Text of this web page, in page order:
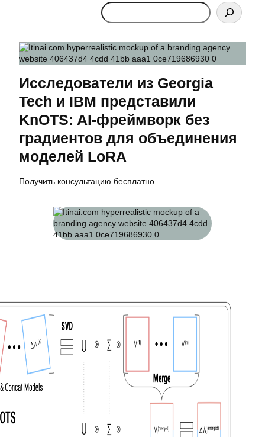
Search
Исследователи из Georgia
Tech и IBM представили
KnOTS: AI-фреймворк без
градиентов для объединения
моделей LoRA
Получить консультацию бесплатно